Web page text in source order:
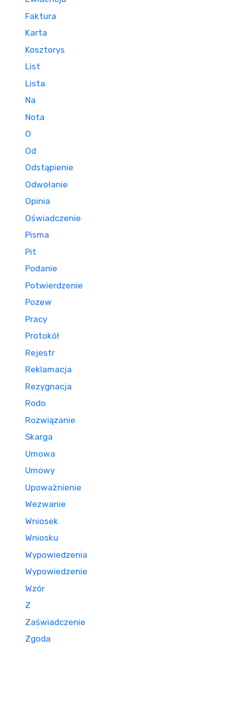
Faktura
Karta
Kosztorys
List
Lista
Na
Nota
O
Od
Odstąpienie
Odwołanie
Opinia
Oświadczenie
Pisma
Pit
Podanie
Potwierdzenie
Pozew
Pracy
Protokół
Rejestr
Reklamacja
Rezygnacja
Rodo
Rozwiązanie
Skarga
Umowa
Umowy
Upoważnienie
Wezwanie
Wniosek
Wniosku
Wypowiedzenia
Wypowiedzenie
Wzór
Z
Zaświadczenie
Zgoda